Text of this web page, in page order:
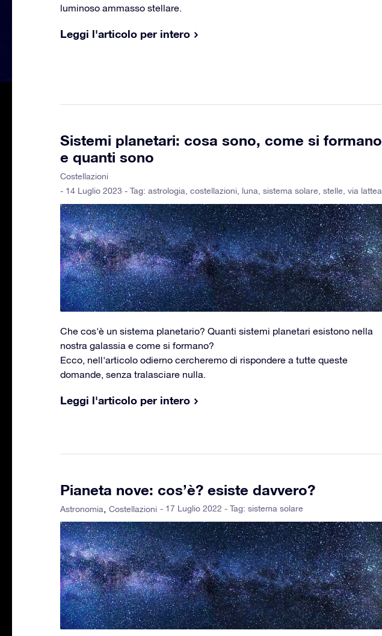
luminoso ammasso stellare.
Leggi l'articolo per intero
Sistemi planetari: cosa sono, come si formano
e quanti sono
Costellazioni
- 14 Luglio 2023 - Tag: astrologia costellazioni luna sistema solare stelle via lattea
Che cos'è un sistema planetario? Quanti sistemi planetari esistono nella
nostra galassia e come si formano?
Ecco, nell'articolo odierno cercheremo di rispondere a tutte queste
domande, senza tralasciare nulla.
Leggi l'articolo per intero
Pianeta nove: cos’è? esiste davvero?
Astronomia Costellazioni - 17 Luglio 2022 - Tag: sistema solare